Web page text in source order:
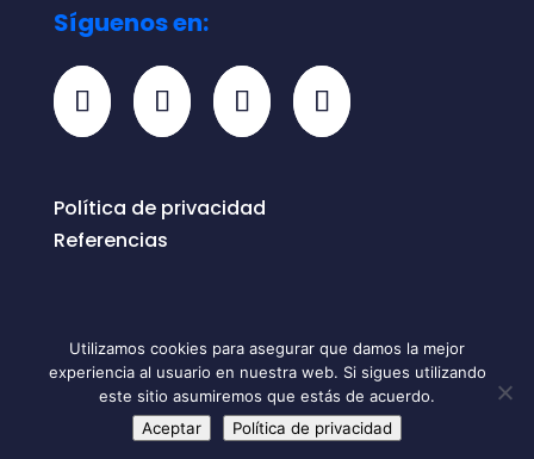
Síguenos en:
Política de privacidad
Referencias
Todos los derechos reservados © 2026
ONERO
Utilizamos cookies para asegurar que damos la mejor
experiencia al usuario en nuestra web. Si sigues utilizando
este sitio asumiremos que estás de acuerdo.
Aceptar
Política de privacidad